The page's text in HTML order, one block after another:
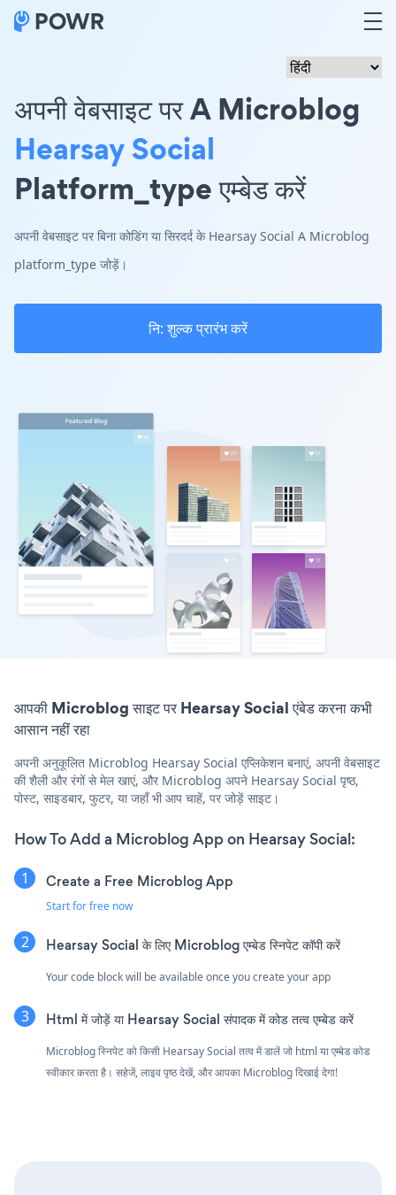
अपनी वेबसाइट पर A Microblog
Hearsay Social
Platform_type एम्बेड करें
अपनी वेबसाइट पर बिना कोडिंग या सिरदर्द के Hearsay Social A Microblog
platform_type जोड़ें।
नि: शुल्क प्रारंभ करें
आपकी Microblog साइट पर Hearsay Social एंबेड करना कभी
आसान नहीं रहा
अपनी अनुकूलित Microblog Hearsay Social एप्लिकेशन बनाएं, अपनी वेबसाइट
की शैली और रंगों से मेल खाएं, और Microblog अपने Hearsay Social पृष्ठ,
पोस्ट, साइडबार, फुटर, या जहाँ भी आप चाहें, पर जोड़ें साइट।
How To Add a Microblog App on Hearsay Social:
Create a Free Microblog App
Start for free now
Hearsay Social के लिए Microblog एम्बेड स्निपेट कॉपी करें
Your code block will be available once you create your app
Html में जोड़ें या Hearsay Social संपादक में कोड तत्व एम्बेड करें
Microblog स्निपेट को किसी Hearsay Social तत्व में डालें जो html या एम्बेड कोड
स्वीकार करता है। सहेजें, लाइव पृष्ठ देखें, और आपका Microblog दिखाई देगा!